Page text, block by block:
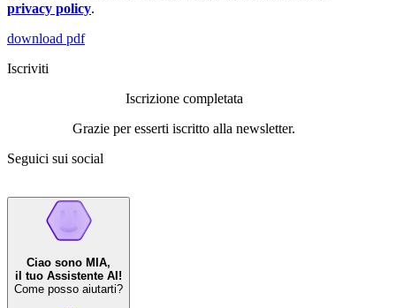
privacy policy.
download pdf
Iscriviti
Iscrizione completata
Grazie per esserti iscritto alla newsletter.
Seguici sui social
Ciao sono MIA,
il tuo Assistente AI!
Come posso aiutarti?